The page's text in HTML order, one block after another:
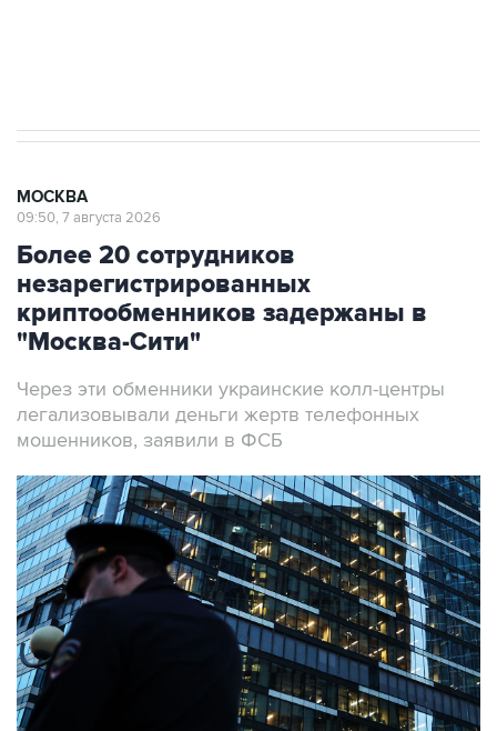
МОСКВА
09:50, 7 августа 2026
Более 20 сотрудников
незарегистрированных
криптообменников задержаны в
"Москва-Сити"
Через эти обменники украинские колл-центры
легализовывали деньги жертв телефонных
мошенников, заявили в ФСБ